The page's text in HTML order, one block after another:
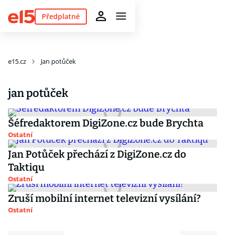
Předplatné
e15.cz Jan potůček
jan potůček
Šéfredaktorem DigiZone.cz bude Brychta
Ostatní
Jan Potůček přechází z DigiZone.cz do
Taktiqu
Ostatní
Zruší mobilní internet televizní vysílání?
Ostatní